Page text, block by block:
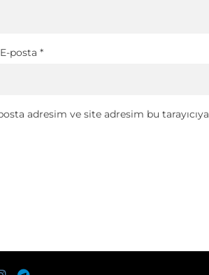
E-posta *
adresim ve site adresim bu tarayıcıya